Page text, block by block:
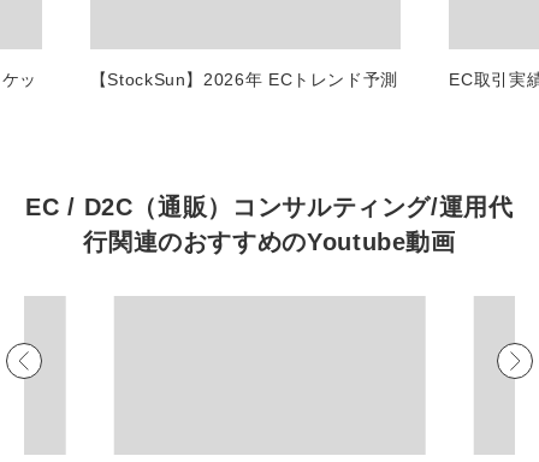
内部監査室長
ッ 【StockSun】2026年 ECトレンド予測 EC取引実
EC / D2C（通販）コンサルティング/運用代
行関連のおすすめのYoutube動画